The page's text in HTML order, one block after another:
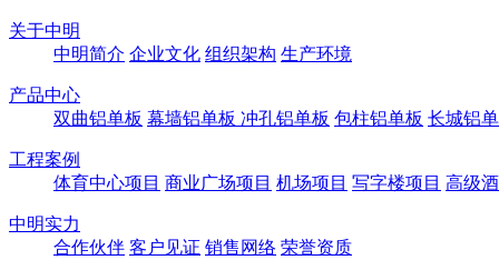
关于中明
中明简介 企业文化 组织架构 生产环境
产品中心
双曲铝单板 幕墙铝单板 冲孔铝单板 包柱铝单板 长城铝
工程案例
体育中心项目 商业广场项目 机场项目 写字楼项目 高级
中明实力
合作伙伴 客户见证 销售网络 荣誉资质